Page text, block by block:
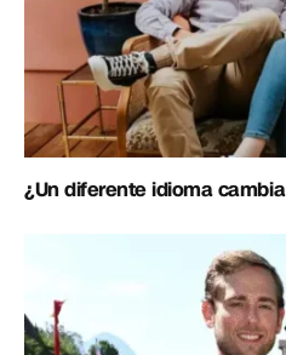
¿Un diferente idioma